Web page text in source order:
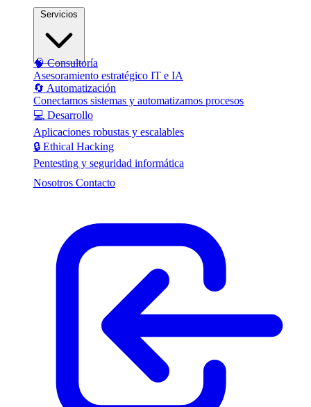
Servicios
🧠 Consultoría
Asesoramiento estratégico IT e IA
🔄 Automatización
Conectamos sistemas y automatizamos procesos
💻 Desarrollo
Aplicaciones robustas y escalables
🔒 Ethical Hacking
Pentesting y seguridad informática
Nosotros Contacto